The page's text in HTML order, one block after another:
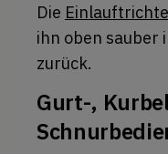
Die
ihn oben sauber
zurück.
Gurt-,